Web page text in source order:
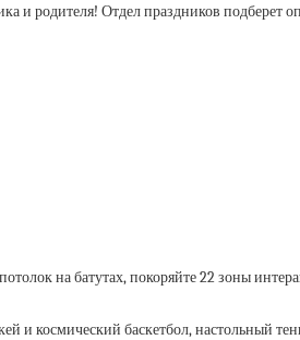
родителя! Отдел праздников подберет
на батутах, покоряйте 22 зоны
и космический баскетбол, настольный